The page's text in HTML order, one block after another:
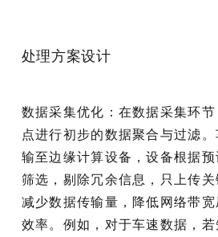
处理方案设计
数据采集优化：在数据采集环
点进行初步的数据聚合与过滤
输至边缘计算设备，设备根据
筛选，剔除冗余信息，只上传
减少数据传输量，降低网络带
效率。例如，对于车速数据，若